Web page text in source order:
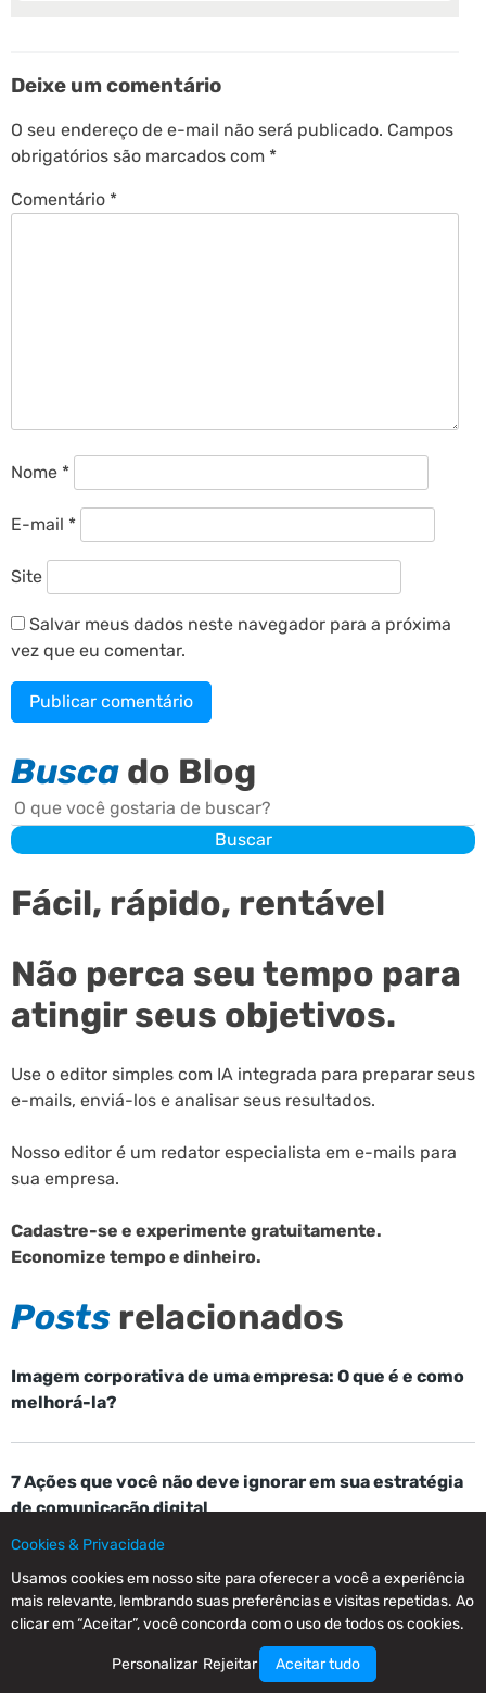
Deixe um comentário
O seu endereço de e-mail não será publicado. Campos
obrigatórios são marcados com *
Comentário *
Nome *
E-mail *
Site
Salvar meus dados neste navegador para a próxima
vez que eu comentar.
Busca do Blog
Buscar
Buscar
Fácil, rápido, rentável
Não perca seu tempo para
atingir seus objetivos.
Use o editor simples com IA integrada para preparar seus
e-mails, enviá-los e analisar seus resultados.
Nosso editor é um redator especialista em e-mails para
sua empresa.
Cadastre-se e experimente gratuitamente.
Economize tempo e dinheiro.
Posts relacionados
Imagem corporativa de uma empresa: O que é e como
melhorá-la?
7 Ações que você não deve ignorar em sua estratégia
de comunicação digital
Migrar para a Mailrelay
Cookies & Privacidade
Usamos cookies em nosso site para oferecer a você a experiência
mais relevante, lembrando suas preferências e visitas repetidas. Ao
clicar em “Aceitar”, você concorda com o uso de todos os cookies.
Personalizar Rejeitar Aceitar tudo